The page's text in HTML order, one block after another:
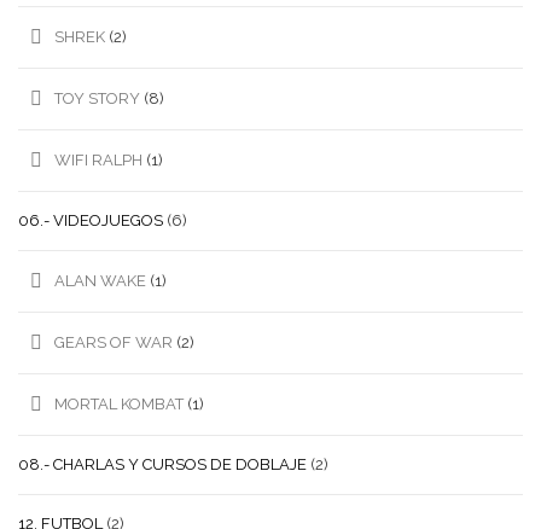
SHREK (2)
TOY STORY (8)
WIFI RALPH (1)
06.- VIDEOJUEGOS (6)
ALAN WAKE (1)
GEARS OF WAR (2)
MORTAL KOMBAT (1)
08.- CHARLAS Y CURSOS DE DOBLAJE (2)
12. FUTBOL (2)